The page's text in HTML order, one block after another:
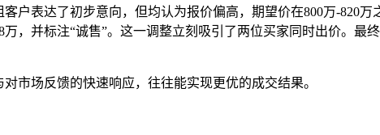
户表达了初步意向，但均认为报价偏高，期望价在800万-820万
，并标注“诚售”。这一调整立刻吸引了两位买家同时出价。最
市场反馈的快速响应，往往能实现更优的成交结果。